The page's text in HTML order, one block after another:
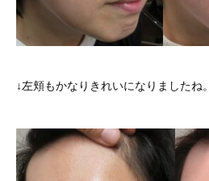
↓左頬もかなりきれいになりましたね。